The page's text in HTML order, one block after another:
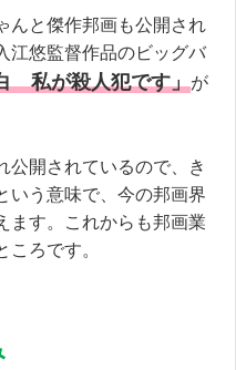
んと傑作邦画も公開され
江悠監督作品のビッグバ
私が殺人犯です」が
公開されているので、き
いう意味で、今の邦画界
ます。これからも邦画業
ろです。